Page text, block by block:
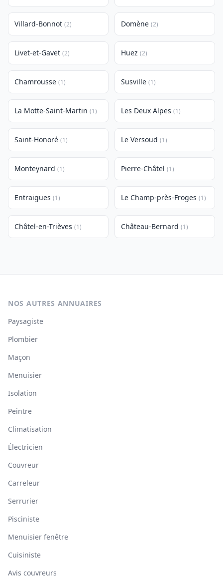
Villard-Bonnot (2) Domène (2)
Livet-et-Gavet (2) Huez (2)
Chamrousse (1) Susville (1)
La Motte-Saint-Martin (1) Les Deux Alpes (1)
Saint-Honoré (1) Le Versoud (1)
Monteynard (1) Pierre-Châtel (1)
Entraigues (1) Le Champ-près-Froges (1)
Châtel-en-Trièves (1) Château-Bernard (1)
NOS AUTRES ANNUAIRES
Paysagiste
Plombier
Maçon
Menuisier
Isolation
Peintre
Climatisation
Électricien
Couvreur
Carreleur
Serrurier
Pisciniste
Menuisier fenêtre
Cuisiniste
Avis couvreurs